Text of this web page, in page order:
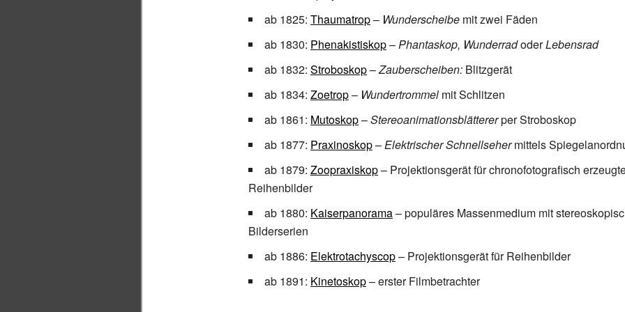
ab 1825: Thaumatrop– Wunderscheibe mit zwei Fäden
ab 1830: Phenakistiskop–Phantaskop, WunderradoderLebensrad
ab 1832: Stroboskop–Zauberscheiben: Blitzgerät
ab 1834: Zoetrop– Wundertrommel mit Schlitzen
ab 1861: Mutoskop–Stereoanimationsblättererper Stroboskop
ab 1877: Praxinoskop–Elektrischer Schnellsehermittels
ab 1879: Zoopraxiskop– Projektionsgerät für chronofotografisch
Reihenbilder
ab 1880: Kaiserpanorama– populäres Massenmedium mit
Bilderserien
ab 1886: Elektrotachyscop– Projektionsgerät für Reihenbilder
ab 1891: Kinetoskop– erster Filmbetrachter